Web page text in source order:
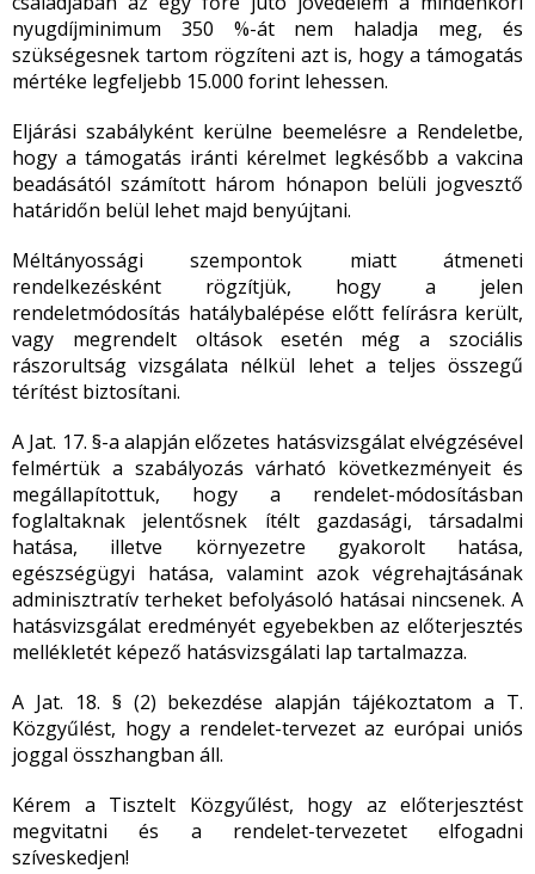
nyugdíjminimum 350 %-át nem haladja meg, és
szükségesnek tartom rögzíteni azt is, hogy a támogatás
mértéke legfeljebb 15.000 forint lehessen.
Eljárási szabályként kerülne beemelésre a Rendeletbe,
hogy a támogatás iránti kérelmet legkésőbb a vakcina
beadásától számított három hónapon belüli jogvesztő
határidőn belül lehet majd benyújtani.
Méltányossági szempontok miatt átmeneti
rendelkezésként rögzítjük, hogy a jelen
rendeletmódosítás hatálybalépése előtt felírásra került,
vagy megrendelt oltások esetén még a szociális
rászorultság vizsgálata nélkül lehet a teljes összegű
térítést biztosítani.
A Jat. 17. §-a alapján előzetes hatásvizsgálat elvégzésével
felmértük a szabályozás várható következményeit és
megállapítottuk, hogy a rendelet-módosításban
foglaltaknak jelentősnek ítélt gazdasági, társadalmi
hatása, illetve környezetre gyakorolt hatása,
egészségügyi hatása, valamint azok végrehajtásának
adminisztratív terheket befolyásoló hatásai nincsenek. A
hatásvizsgálat eredményét egyebekben az előterjesztés
mellékletét képező hatásvizsgálati lap tartalmazza.
A Jat. 18. § (2) bekezdése alapján tájékoztatom a T.
Közgyűlést, hogy a rendelet-tervezet az európai uniós
joggal összhangban áll.
Kérem a Tisztelt Közgyűlést, hogy az előterjesztést
megvitatni és a rendelet-tervezetet elfogadni
szíveskedjen!